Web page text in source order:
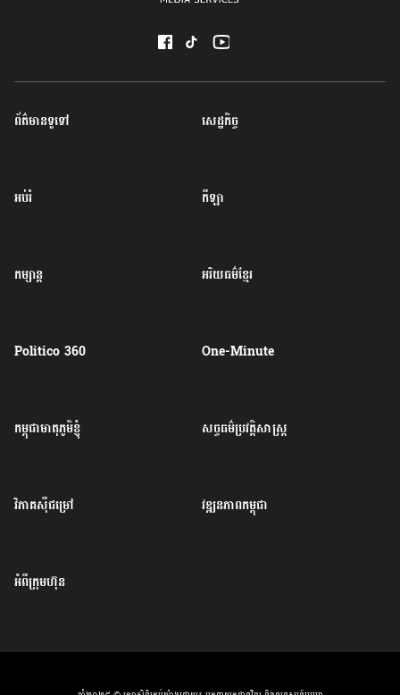
ព័ត៌មានទូទៅ សេដ្ឋកិច្ច
អប់រំ កីឡា
កម្សាន្ត អរិយធម៌ខ្មែរ
Politico 360 One-Minute
កម្ពុជាមាតុភូមិខ្ញុំ សច្ចធម៌ប្រវត្តិសាស្ត្រ
វិភាគសុីជម្រៅ វឌ្ឍនភាពកម្ពុជា
អំពីក្រុមហ៊ុន